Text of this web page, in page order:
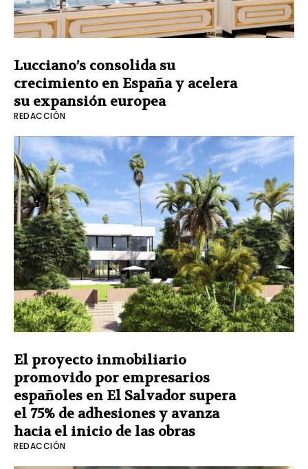
Lucciano’s consolida su
crecimiento en España y acelera
su expansión europea
REDACCIÓN
El proyecto inmobiliario
promovido por empresarios
españoles en El Salvador supera
el 75% de adhesiones y avanza
hacia el inicio de las obras
REDACCIÓN